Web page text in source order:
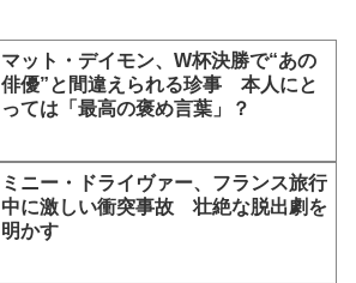
マット・デイモン、W杯決勝で“あの
俳優”と間違えられる珍事 本人にと
っては「最高の褒め言葉」？
ミニー・ドライヴァー、フランス旅行
中に激しい衝突事故 壮絶な脱出劇を
明かす